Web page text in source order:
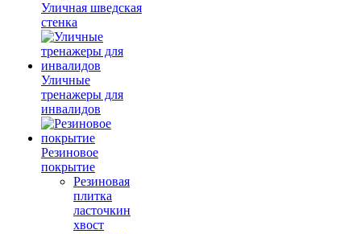
Уличная шведская
стенка
Уличные
тренажеры для
инвалидов
Резиновое
покрытие
Резиновая
плитка
ласточкин
хвост